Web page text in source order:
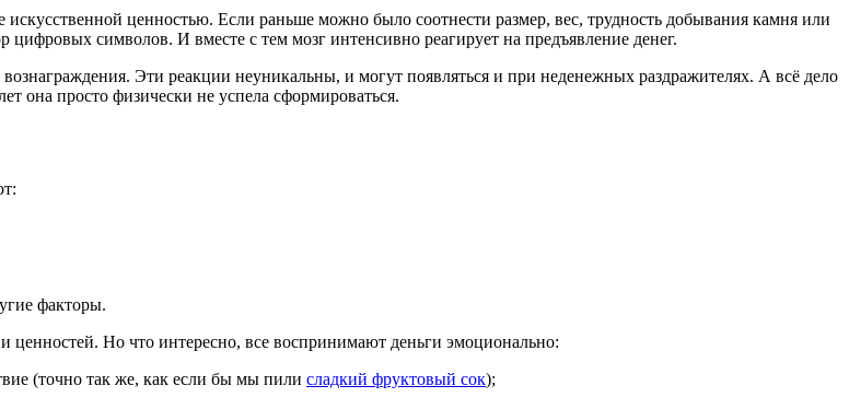
ценностью. Если раньше можно было соотнести размер, вес, трудность добывания камня или
цифровых символов. И вместе с тем мозг интенсивно реагирует на предъявление денег.
Эти реакции неуникальны, и могут появляться и при неденежных раздражителях. А всё дело
она просто физически не успела сформироваться.
факторы.
Но что интересно, все воспринимают деньги эмоционально:
(точно так же, как если бы мы пили сладкий фруктовый сок);